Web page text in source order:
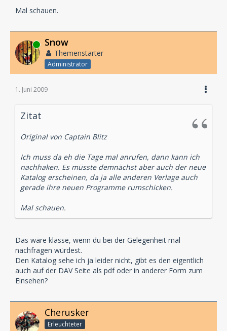
Mal schauen.
Online Snow
Themenstarter
Administrator
1. Juni 2009
Zitat
Original von Captain Blitz
Ich muss da eh die Tage mal anrufen, dann kann ich
nachhaken. Es müsste demnächst aber auch der neue
Katalog erscheinen, da ja alle anderen Verlage auch
gerade ihre neuen Programme rumschicken.
Mal schauen.
Das wäre klasse, wenn du bei der Gelegenheit mal
nachfragen würdest.
Den Katalog sehe ich ja leider nicht, gibt es den eigentlich
auch auf der DAV Seite als pdf oder in anderer Form zum
Einsehen?
Cherusker
Erleuchteter